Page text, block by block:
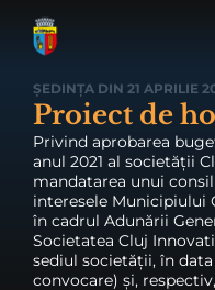
ȘEDINȚA DIN 21 APRILIE
Proiect de
Privind aprobarea
anul 2021 al societății
mandatarea unui
interesele Municipiului
în cadrul Adunării
Societatea Cluj
sediul societății, în data
convocare) și, respectiv,